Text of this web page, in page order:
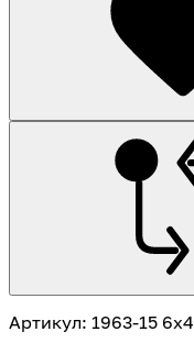
Артикул: 1963-15 6х4